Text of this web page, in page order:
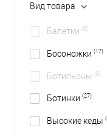
Вид товара
Балетки (0)
Босоножки (17)
Ботильоны (0)
Ботинки (27)
Высокие кеды